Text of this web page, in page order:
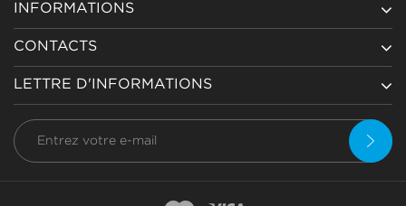
INFORMATIONS
CONTACTS
LETTRE D'INFORMATIONS